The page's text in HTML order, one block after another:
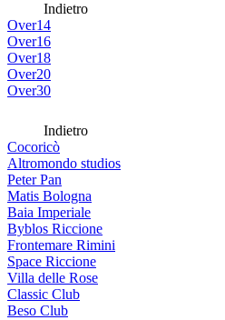
Indietro
Over14
Over16
Over18
Over20
Over30
Indietro
Cocoricò
Altromondo studios
Peter Pan
Matis Bologna
Baia Imperiale
Byblos Riccione
Frontemare Rimini
Space Riccione
Villa delle Rose
Classic Club
Beso Club